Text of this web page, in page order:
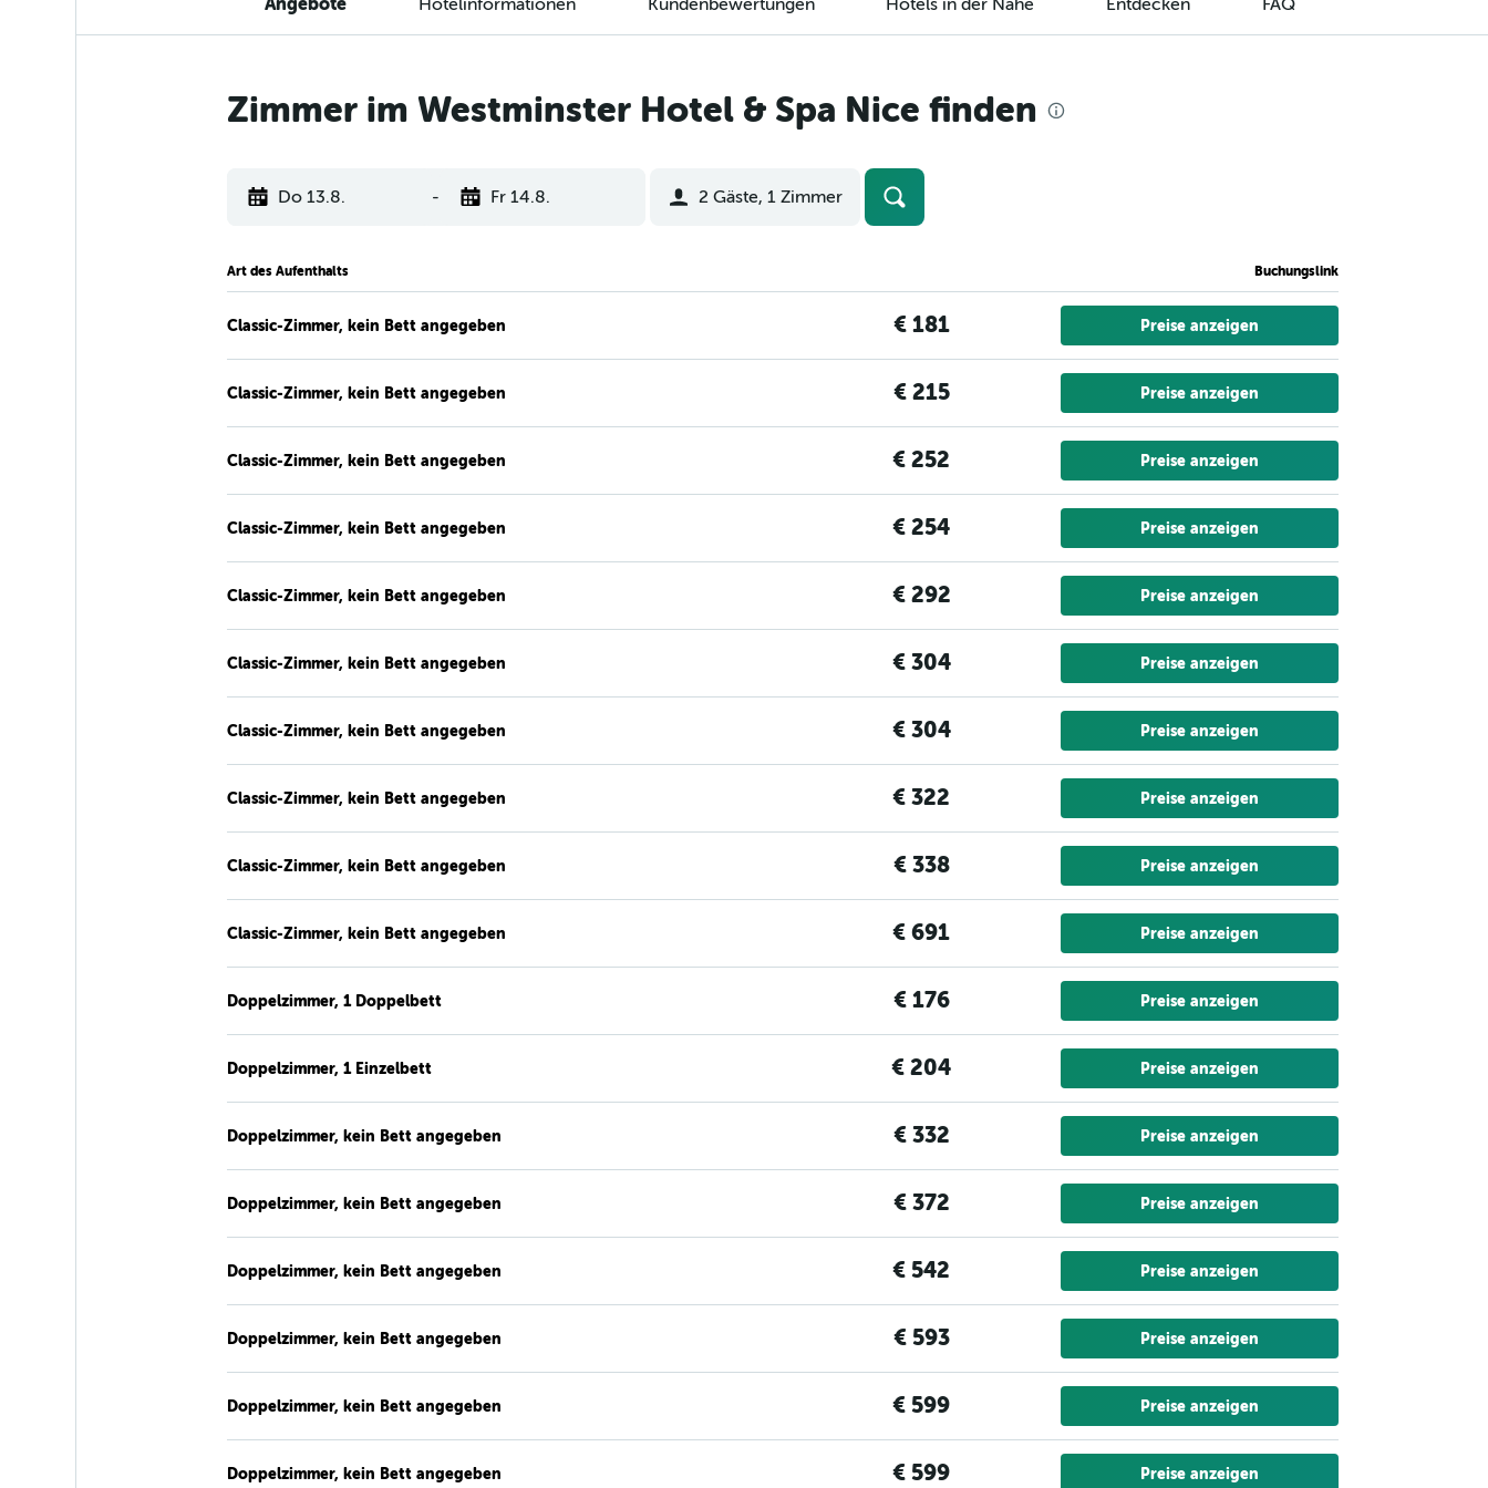
Zimmer im Westminster Hotel & Spa Nice finden
Do 13.8. - Fr 14.8. 2 Gäste, 1 Zimmer
Art des Aufenthalts Buchungslink
Classic-Zimmer, kein Bett angegeben € 181 Preise anzeigen
Classic-Zimmer, kein Bett angegeben € 215 Preise anzeigen
Classic-Zimmer, kein Bett angegeben € 252 Preise anzeigen
Classic-Zimmer, kein Bett angegeben € 254 Preise anzeigen
Classic-Zimmer, kein Bett angegeben € 292 Preise anzeigen
Classic-Zimmer, kein Bett angegeben € 304 Preise anzeigen
Classic-Zimmer, kein Bett angegeben € 304 Preise anzeigen
Classic-Zimmer, kein Bett angegeben € 322 Preise anzeigen
Classic-Zimmer, kein Bett angegeben € 338 Preise anzeigen
Classic-Zimmer, kein Bett angegeben € 691 Preise anzeigen
Doppelzimmer, 1 Doppelbett € 176 Preise anzeigen
Doppelzimmer, 1 Einzelbett € 204 Preise anzeigen
Doppelzimmer, kein Bett angegeben € 332 Preise anzeigen
Doppelzimmer, kein Bett angegeben € 372 Preise anzeigen
Doppelzimmer, kein Bett angegeben € 542 Preise anzeigen
Doppelzimmer, kein Bett angegeben € 593 Preise anzeigen
Doppelzimmer, kein Bett angegeben € 599 Preise anzeigen
Doppelzimmer, kein Bett angegeben € 599 Preise anzeigen